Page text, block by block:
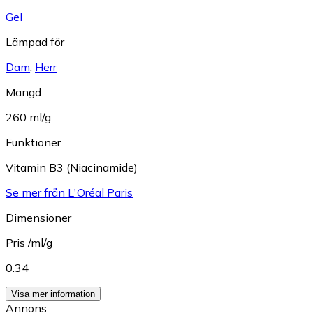
Gel
Lämpad för
Dam, Herr
Mängd
260 ml/g
Funktioner
Vitamin B3 (Niacinamide)
Se mer från L'Oréal Paris
Dimensioner
Pris /ml/g
0.34
Visa mer information
Annons